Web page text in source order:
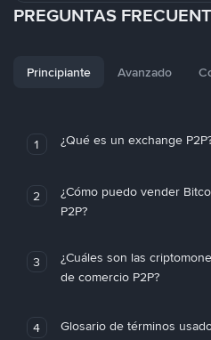
PREGUNTAS
Principiante Avanzado
1 ¿Qué es un exchange
2
¿Cómo puedo vender
P2P?
3
¿Cuáles son las
de comercio P2P?
4 Glosario de términos